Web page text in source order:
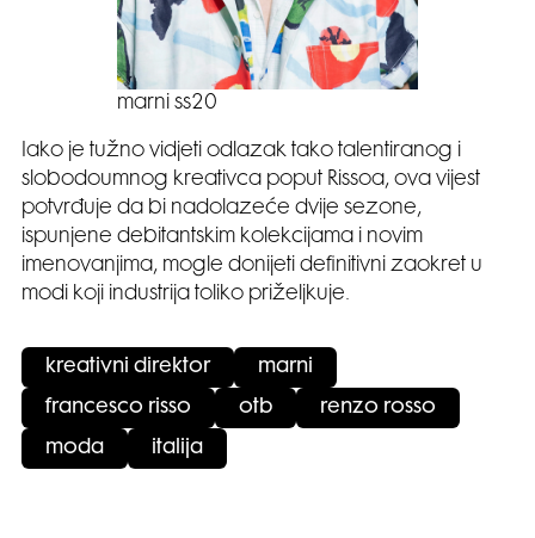
marni ss20
Iako je tužno vidjeti odlazak tako talentiranog i
slobodoumnog kreativca poput Rissoa, ova vijest
potvrđuje da bi nadolazeće dvije sezone,
ispunjene debitantskim kolekcijama i novim
imenovanjima, mogle donijeti definitivni zaokret u
modi koji industrija toliko priželjkuje.
kreativni direktor marni
francesco risso otb renzo rosso
moda italija